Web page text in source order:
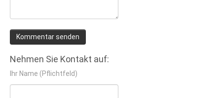
Nehmen Sie Kontakt auf:
Ihr Name (Pflichtfeld)